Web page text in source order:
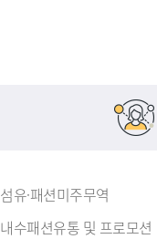
섬유·패션미주무역
내수패션유통 및 프로모션